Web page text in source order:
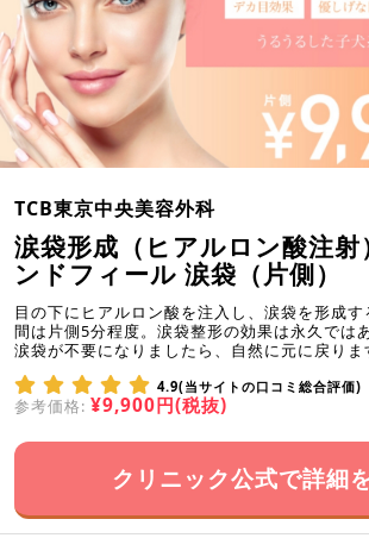
TCB東京中央美容外科
涙袋形成（ヒアルロン酸注
ンドフィール 涙袋（片側）
目の下にヒアルロン酸を注入し、涙袋を形成
間は片側5分程度。涙袋整形の効果は永久では
涙袋が不要になりましたら、自然に元に戻りま
4.9(当サイトの口コミ総合評価)
参考価格: ¥9,900円(税抜)
クリニック公式で詳細